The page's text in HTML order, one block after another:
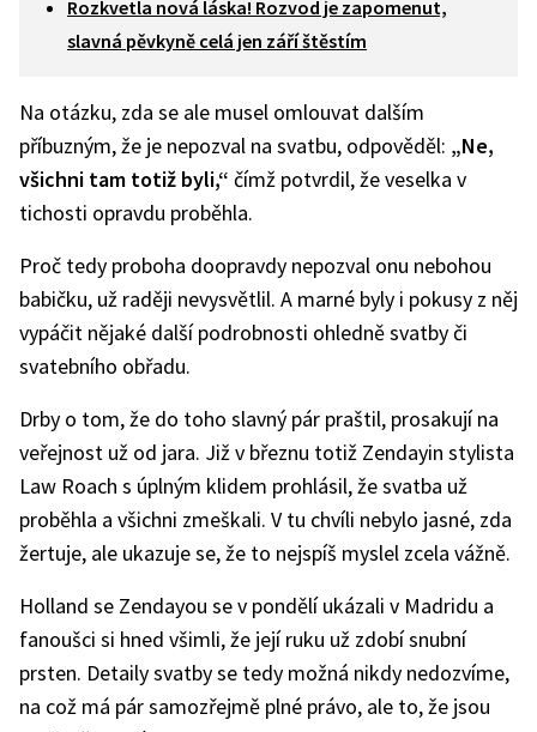
Rozkvetla nová láska! Rozvod je zapomenut,
slavná pěvkyně celá jen září štěstím
Na otázku, zda se ale musel omlouvat dalším
příbuzným, že je nepozval na svatbu, odpověděl: „Ne,
všichni tam totiž byli,“ čímž potvrdil, že veselka v
tichosti opravdu proběhla.
Proč tedy proboha doopravdy nepozval onu nebohou
babičku, už raději nevysvětlil. A marné byly i pokusy z něj
vypáčit nějaké další podrobnosti ohledně svatby či
svatebního obřadu.
Drby o tom, že do toho slavný pár praštil, prosakují na
veřejnost už od jara. Již v březnu totiž Zendayin stylista
Law Roach s úplným klidem prohlásil, že svatba už
proběhla a všichni zmeškali. V tu chvíli nebylo jasné, zda
žertuje, ale ukazuje se, že to nejspíš myslel zcela vážně.
Holland se Zendayou se v pondělí ukázali v Madridu a
fanoušci si hned všimli, že její ruku už zdobí snubní
prsten. Detaily svatby se tedy možná nikdy nedozvíme,
na což má pár samozřejmě plné právo, ale to, že jsou